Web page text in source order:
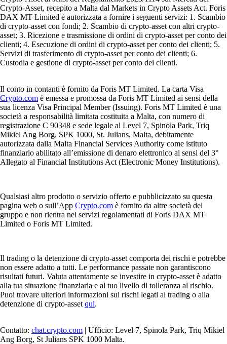
Crypto-Asset, recepito a Malta dal Markets in Crypto Assets Act. Foris
DAX MT Limited è autorizzata a fornire i seguenti servizi: 1. Scambio
di crypto-asset con fondi; 2. Scambio di crypto-asset con altri crypto-
asset; 3. Ricezione e trasmissione di ordini di crypto-asset per conto dei
clienti; 4. Esecuzione di ordini di crypto-asset per conto dei clienti; 5.
Servizi di trasferimento di crypto-asset per conto dei clienti; 6.
Custodia e gestione di crypto-asset per conto dei clienti.
Il conto in contanti è fornito da Foris MT Limited. La carta Visa
Crypto.com è emessa e promossa da Foris MT Limited ai sensi della
sua licenza Visa Principal Member (Issuing). Foris MT Limited è una
società a responsabilità limitata costituita a Malta, con numero di
registrazione C 90348 e sede legale al Level 7, Spinola Park, Triq
Mikiel Ang Borg, SPK 1000, St. Julians, Malta, debitamente
autorizzata dalla Malta Financial Services Authority come istituto
finanziario abilitato all’emissione di denaro elettronico ai sensi del 3°
Allegato al Financial Institutions Act (Electronic Money Institutions).
Qualsiasi altro prodotto o servizio offerto e pubblicizzato su questa
pagina web o sull’App Crypto.com è fornito da altre società del
gruppo e non rientra nei servizi regolamentati di Foris DAX MT
Limited o Foris MT Limited.
Il trading o la detenzione di crypto-asset comporta dei rischi e potrebbe
non essere adatto a tutti. Le performance passate non garantiscono
risultati futuri. Valuta attentamente se investire in crypto-asset è adatto
alla tua situazione finanziaria e al tuo livello di tolleranza al rischio.
Puoi trovare ulteriori informazioni sui rischi legati al trading o alla
detenzione di crypto-asset qui.
Contatto: chat.crypto.com | Ufficio: Level 7, Spinola Park, Triq Mikiel
Ang Borg, St Julians SPK 1000 Malta.